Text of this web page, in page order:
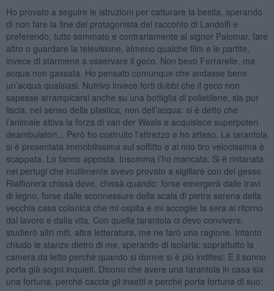
Ho provato a seguire le istruzioni per catturare la bestia, sperando
di non fare la fine del protagonista del racconto di Landolfi e
preferendo, tutto sommato e contrariamente al signor Palomar, fare
altro o guardare la televisione, almeno qualche film e le partite,
invece di starmene a osservare il geco. Non bevo Ferrarelle, ma
acqua non gassata. Ho pensato comunque che andasse bene
un’acqua qualsiasi. Nutrivo invece forti dubbi che il geco non
sapesse arrampicarsi anche su una bottiglia di polietilene, sia pur
liscia, nel senso della plastica, non dell’acqua: si è detto che
l’animale attiva la forza di van der Waals e acquisisce superpoteri
deambulatori... Però ho costruito l’attrezzo e ho atteso. La tarantola
si è presentata immobilissima sul soffitto e al mio tiro velocissima è
scappata. Lo fanno apposta. Insomma l’ho mancata. Si è rintanata
nei pertugi che inutilmente avevo provato a sigillare con del gesso.
Riaffiorerà chissà dove, chissà quando: forse emergerà dalle travi
di legno, forse dalle sconnessure della scala di pietra serena della
vecchia casa colonica che mi ospita e mi accoglie la sera al ritorno
dal lavoro e dalla vita. Con quella tarantola ci devo convivere:
studierò altri miti, altra letteratura, me ne farò una ragione. Intanto
chiudo le stanze dietro di me, sperando di isolarla: soprattutto la
camera da letto perché quando si dorme si è più indifesi. E il sonno
porta già sogni inquieti. Dicono che avere una tarantola in casa sia
una fortuna, perché caccia gli insetti e perché porta fortuna di suo: